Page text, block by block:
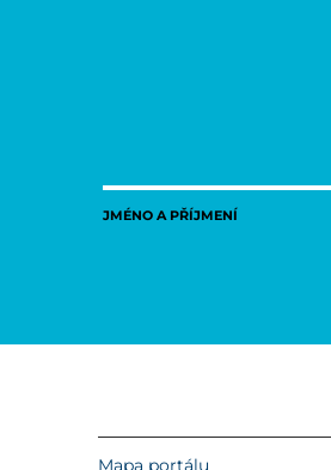
JMÉNO A PŘÍJMENÍ